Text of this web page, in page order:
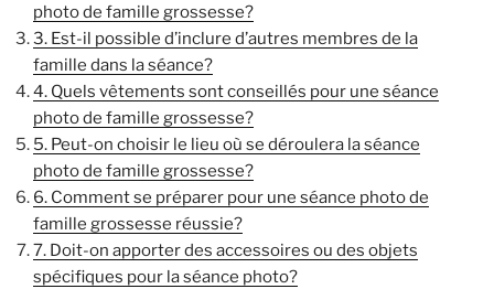
photo de famille grossesse?
3. Est-il possible d’inclure d’autres membres de la
famille dans la séance?
4. Quels vêtements sont conseillés pour une séance
photo de famille grossesse?
5. Peut-on choisir le lieu où se déroulera la séance
photo de famille grossesse?
6. Comment se préparer pour une séance photo de
famille grossesse réussie?
7. Doit-on apporter des accessoires ou des objets
spécifiques pour la séance photo?